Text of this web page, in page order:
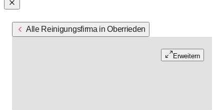
Alle Reinigungsfirma in Oberrieden
Erweitern